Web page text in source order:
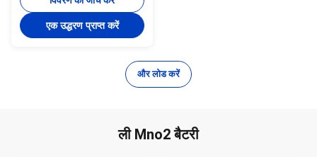
एक उद्धरण प्राप्त करें
और लोड करें
ली Mno2 बैटरी